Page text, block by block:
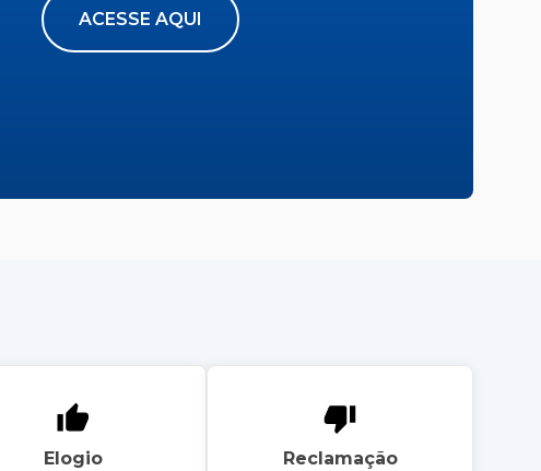
ACESSE AQUI
Elogio Reclamação